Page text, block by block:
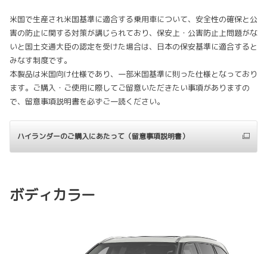
米国で生産され米国基準に適合する乗用車について、安全性の確保と公
害の防止に関する対策が講じられており、保安上・公害防止上問題がな
いと国土交通大臣の認定を受けた場合は、日本の保安基準に適合すると
みなす制度です。
本製品は米国向け仕様であり、一部米国基準に則った仕様となっており
ます。ご購入・ご使用に際してご留意いただきたい事項がありますの
で、留意事項説明書を必ずご一読ください。
ハイランダーのご購入にあたって（留意事項説明書）
ボディカラー